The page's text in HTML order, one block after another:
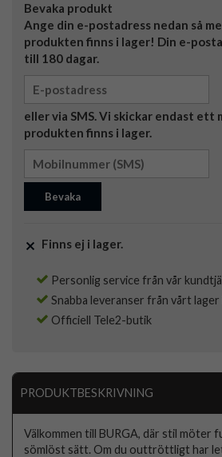
Bevaka produkt
Ange din e-postadress nedan så
produkten finns i lager! Din e-
till 180 dagar.
eller via SMS. Vi skickar endast ett
produkten finns i lager.
Bevaka
Finns ej i lager.
Personlig service från vår
Snabba leveranser från vårt lager
Officiell Tele2-butik
PRODUKTBESKRIVNING
Välkommen till BURGA, där stil möter
sömlöst sätt. Om du outtröttligt har